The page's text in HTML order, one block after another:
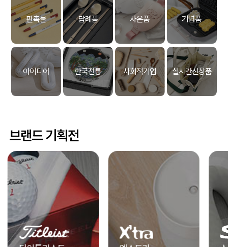
판촉물 답례품 사은품 기념품
아이디어 한국전통 사회적기업 실시간신상품
브랜드 기획전